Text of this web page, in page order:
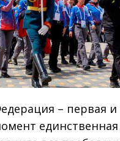
– первая и
единственная